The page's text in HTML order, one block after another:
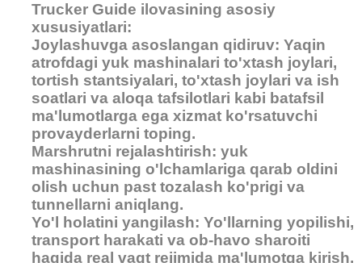
Trucker Guide ilovasining asosiy
xususiyatlari:
Joylashuvga asoslangan qidiruv: Yaqin
atrofdagi yuk mashinalari to'xtash joylari,
tortish stantsiyalari, to'xtash joylari va ish
soatlari va aloqa tafsilotlari kabi batafsil
ma'lumotlarga ega xizmat ko'rsatuvchi
provayderlarni toping.
Marshrutni rejalashtirish: yuk
mashinasining o'lchamlariga qarab oldini
olish uchun past tozalash ko'prigi va
tunnellarni aniqlang.
Yo'l holatini yangilash: Yo'llarning yopilishi,
transport harakati va ob-havo sharoiti
haqida real vaqt rejimida ma'lumotga kirish.